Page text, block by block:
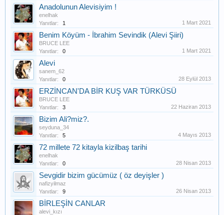
Anadolunun Alevisiyim !
enelhak
Yanıtlar:
1 1 Mart 2021
Benim Köyüm - İbrahim Sevindik (Alevi Şiiri)
BRUCE LEE
Yanıtlar:
0 1 Mart 2021
Alevi
sanem_62
Yanıtlar:
0 28 Eylül 2013
ERZİNCAN'DA BİR KUŞ VAR TÜRKÜSÜ
BRUCE LEE
Yanıtlar:
3 22 Haziran 2013
Bizim Ali?miz?.
seyduna_34
Yanıtlar:
5 4 Mayıs 2013
72 millete 72 kitayla kizilbaş tarihi
enelhak
Yanıtlar:
0 28 Nisan 2013
Sevgidir bizim gücümüz ( öz deyişler )
nafizyilmaz
Yanıtlar:
9 26 Nisan 2013
BİRLEŞİN CANLAR
alevi_kızı